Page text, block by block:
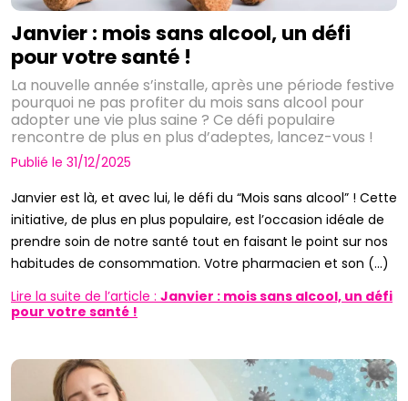
Janvier : mois sans alcool, un défi
pour votre santé !
La nouvelle année s’installe, après une période festive
pourquoi ne pas profiter du mois sans alcool pour
adopter une vie plus saine ? Ce défi populaire
rencontre de plus en plus d’adeptes, lancez-vous !
Publié le 31/12/2025
Janvier est là, et avec lui, le défi du “Mois sans alcool” ! Cette
initiative, de plus en plus populaire, est l’occasion idéale de
prendre soin de notre santé tout en faisant le point sur nos
habitudes de consommation. Votre pharmacien et son (...)
Lire la suite de l’article : Janvier : mois sans alcool, un défi
pour votre santé !